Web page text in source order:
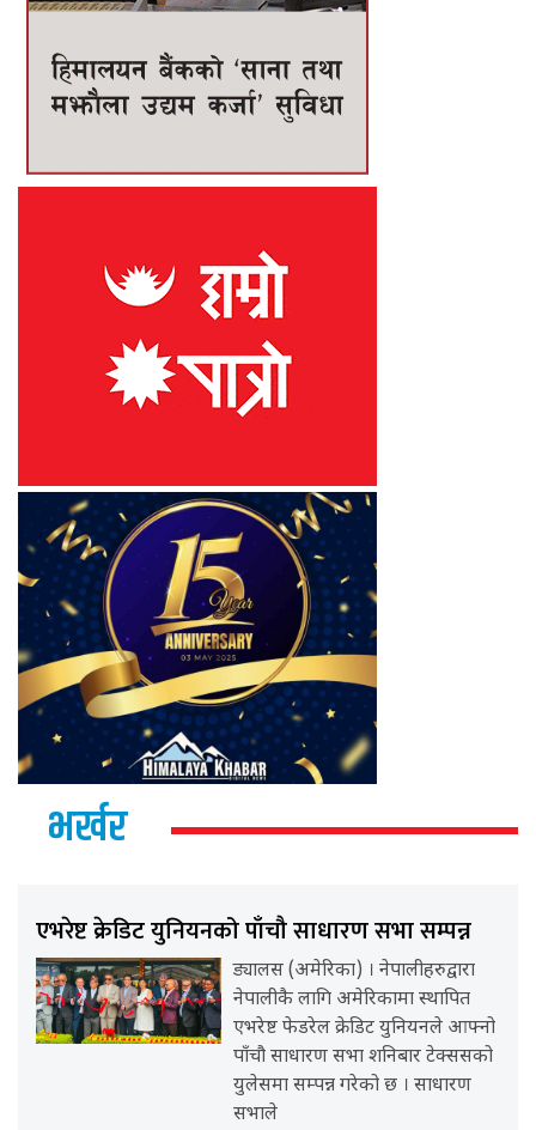
भर्खर
एभरेष्ट क्रेडिट युनियनको पाँचौ साधारण सभा सम्पन्न
ड्यालस (अमेरिका) । नेपालीहरुद्वारा
नेपालीकै लागि अमेरिकामा स्थापित
एभरेष्ट फेडरेल क्रेडिट युनियनले आफ्नो
पाँचौ साधारण सभा शनिबार टेक्ससको
युलेसमा सम्पन्न गरेको छ । साधारण
सभाले